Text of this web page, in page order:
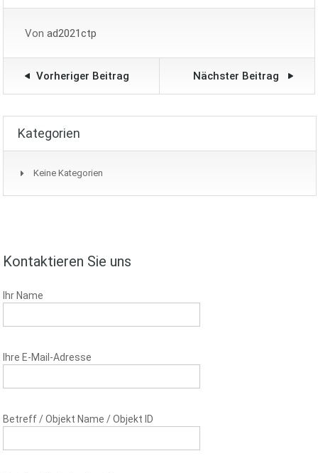
Von ad2021ctp
Vorheriger Beitrag Nächster Beitrag
Kategorien
Keine Kategorien
Kontaktieren Sie uns
Ihr Name
Ihre E-Mail-Adresse
Betreff / Objekt Name / Objekt ID